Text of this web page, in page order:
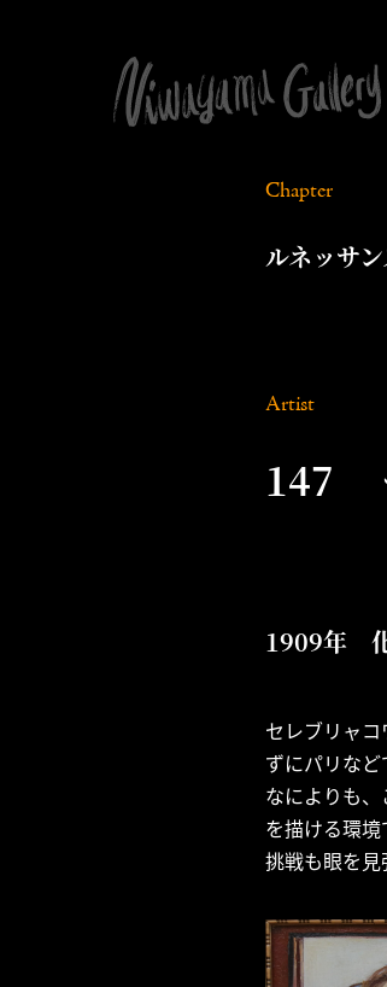
Chapter
ルネッサ
Artist
147
1909年
セレブリャ
ずにパリな
なによりも
を描ける環
挑戦も眼を見